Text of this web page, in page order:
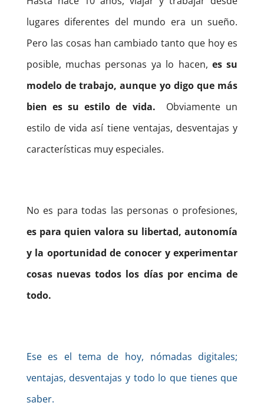
lugares diferentes del mundo era un sueño.
Pero las cosas han cambiado tanto que hoy es
posible, muchas personas ya lo hacen, es su
modelo de trabajo, aunque yo digo que más
bien es su estilo de vida.
Obviamente un
estilo de vida así tiene ventajas, desventajas y
características muy especiales.
No es para todas las personas o profesiones,
es para quien valora su libertad, autonomía
y la oportunidad de conocer y experimentar
cosas nuevas todos los días por encima de
todo.
Ese es el tema de hoy, nómadas digitales;
ventajas, desventajas y todo lo que tienes que
saber.